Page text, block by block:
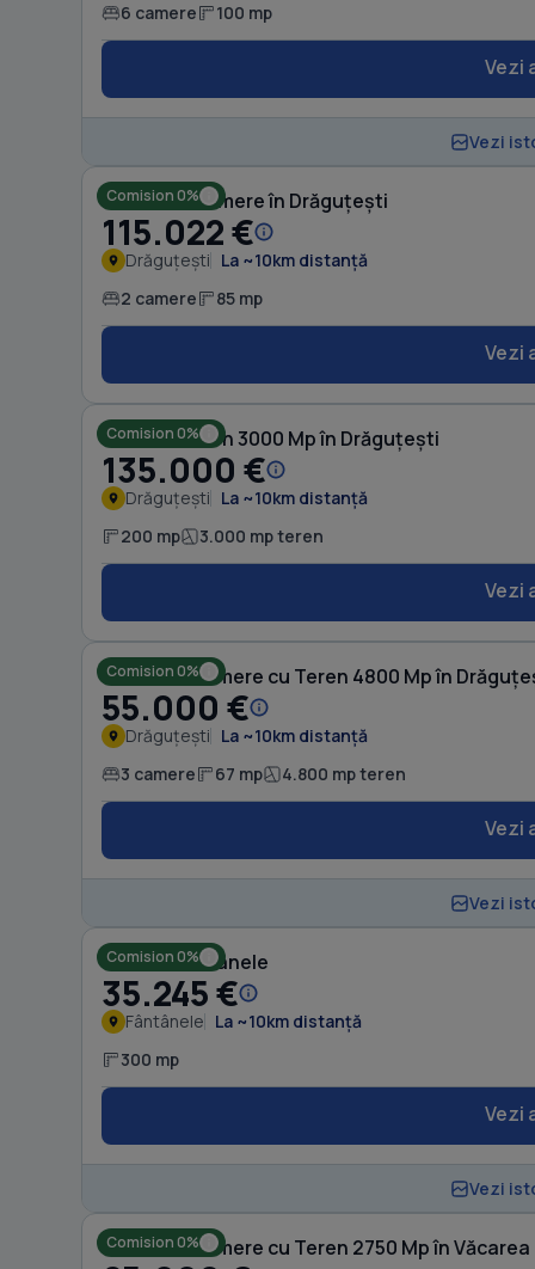
6 camere 100 mp
Vezi
Vezi
Comision 0%
Casă cu 2 camere în Drăguțești
115.022 €
Drăguțești La ~10km distanță
2 camere 85 mp
Vezi
Comision 0%
Casă cu Teren 3000 Mp în Drăguțești
135.000 €
Drăguțești La ~10km distanță
200 mp 3.000 mp teren
Vezi
Comision 0%
Casă cu 3 camere cu Teren 4800 Mp în
55.000 €
Drăguțești La ~10km distanță
3 camere 67 mp 4.800 mp teren
Vezi
Vezi
Comision 0%
Casă în Fântânele
35.245 €
Fântânele La ~10km distanță
300 mp
Vezi
Vezi
Comision 0%
Casă cu 5 camere cu Teren 2750 Mp în Văcarea